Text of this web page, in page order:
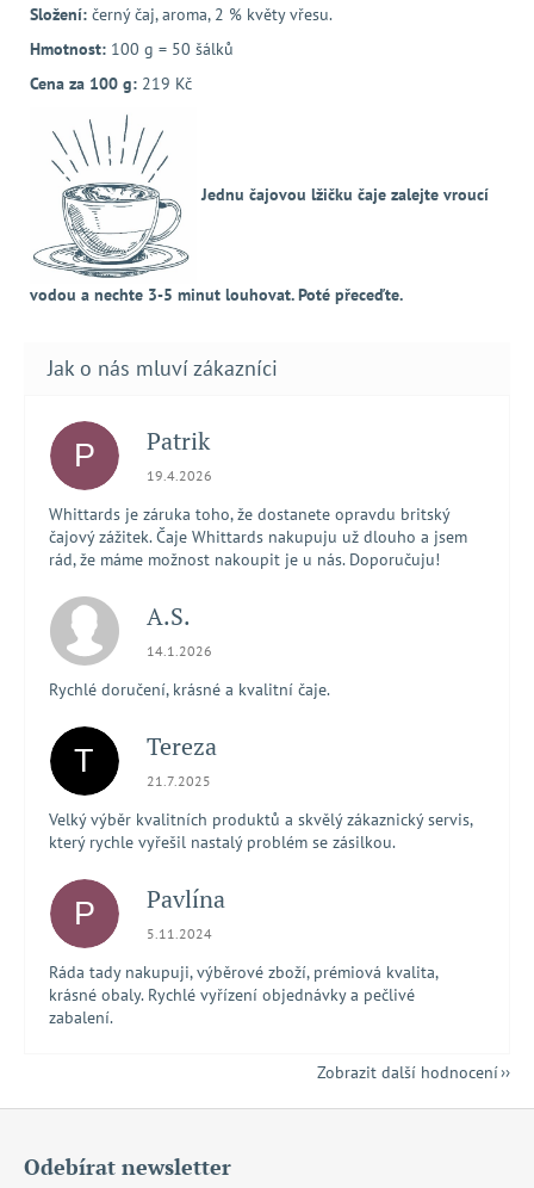
Složení: černý čaj, aroma, 2 % květy vřesu.
Hmotnost: 100 g = 50 šálků
Cena za 100 g: 219 Kč
Jednu čajovou lžičku čaje zalejte vroucí
vodou a nechte 3-5 minut louhovat. Poté přeceďte.
P Patrik
Hodnocení obchodu je 5 z 5 hvězdiček.
19.4.2026
Whittards je záruka toho, že dostanete opravdu britský
čajový zážitek. Čaje Whittards nakupuju už dlouho a jsem
rád, že máme možnost nakoupit je u nás. Doporučuju!
A.S.
Hodnocení obchodu je 5 z 5 hvězdiček.
14.1.2026
Rychlé doručení, krásné a kvalitní čaje.
T Tereza
Hodnocení obchodu je 5 z 5 hvězdiček.
21.7.2025
Velký výběr kvalitních produktů a skvělý zákaznický servis,
který rychle vyřešil nastalý problém se zásilkou.
P Pavlína
Hodnocení obchodu je 5 z 5 hvězdiček.
5.11.2024
Ráda tady nakupuji, výběrové zboží, prémiová kvalita,
krásné obaly. Rychlé vyřízení objednávky a pečlivé
zabalení.
Zobrazit další hodnocení
Odebírat newsletter